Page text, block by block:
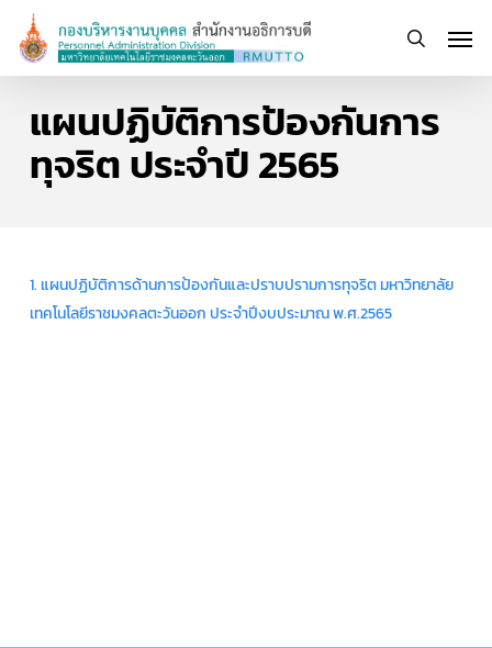
main
search
แผนปฏิบัติการป้องกันการ
ทุจริต ประจำปี 2565
1. แผนปฏิบัติการด้านการป้องกันและปราบปรามการทุจริต มหาวิทยาลัย
เทคโนโลยีราชมงคลตะวันออก ประจำปีงบประมาณ พ.ศ.2565